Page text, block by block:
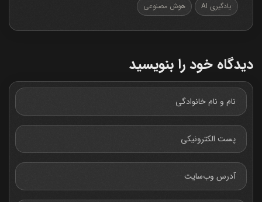
یادگیری AI
هوش مصنوعی
دیدگاه خود را بنویسید